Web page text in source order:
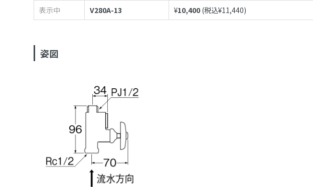
表示中
V280A-13 ¥10,400 (税込¥11,440)
姿図